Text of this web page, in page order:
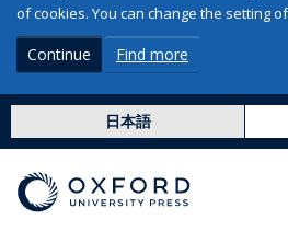
of cookies. You can change the setting
Continue Find more
日本語